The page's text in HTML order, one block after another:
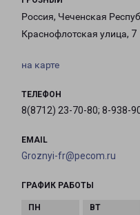
Россия, Чеченская
Краснофлотская улица, 7
на карте
ТЕЛЕФОН
8(8712) 23-70-80; 8-938-
EMAIL
Groznyi-fr@pecom.ru
ГРАФИК РАБОТЫ